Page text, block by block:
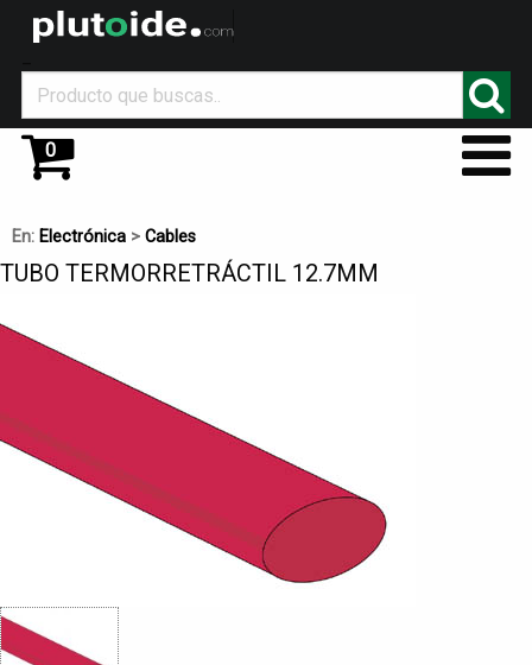
0
En: Electrónica > Cables
TUBO TERMORRETRÁCTIL 12.7MM